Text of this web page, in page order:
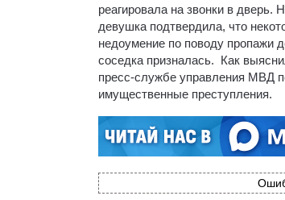
реагировала на звонки в дверь.
девушка подтвердила, что
недоумение по поводу пропажи
соседка призналась. Как
пресс-службе управления МВД
имущественные преступления.